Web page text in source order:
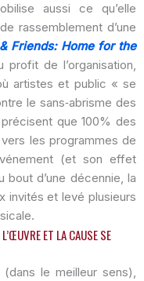
aussi ce qu’elle
rassemblement d’une
Friends: Home for the
de l’organisation,
artistes et public « se
le sans‑abrisme des
que 100% des
les programmes de
(et son effet
bout d’une décennie, la
invités et levé plusieurs
ET LA CAUSE SE
le meilleur sens),